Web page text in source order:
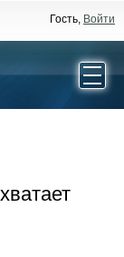
Гость, Войти